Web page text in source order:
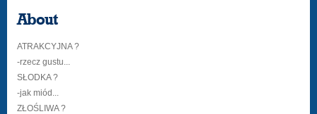
About
ATRAKCYJNA ?
-rzecz gustu...
SŁODKA ?
-jak miód...
ZŁOŚLIWA ?